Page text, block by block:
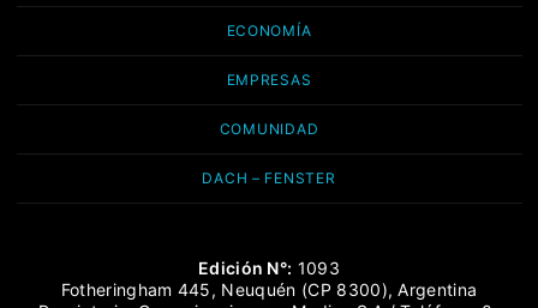
ECONOMÍA
EMPRESAS
COMUNIDAD
DACH – FENSTER
Edición N°: 1093
Fotheringham 445, Neuquén (CP 8300), Argentina